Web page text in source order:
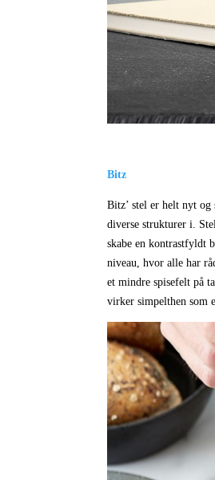
Bitz
Bitz’ stel er helt nyt og
diverse strukturer i.
skabe en kontrastfyldt
niveau, hvor alle har
et mindre spisefelt på
virker simpelthen som